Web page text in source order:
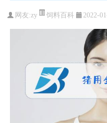
网友:zy 饲料百科 2022-